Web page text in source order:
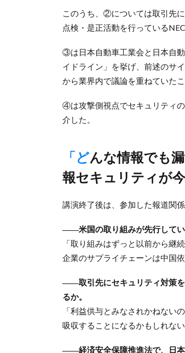
このうち、②については取引先
点検・是正活動を行っている
③は日本自動車工業会と日本自
イドライン」を挙げ、前述のサ
から業界内で議論を重ねていた
④は攻撃側視点でセキュリティ
介した。
「どんな情報でも漏洩はリスク」「侵攻などで緊急撤退時の情
報セキュリティが今
講演終了後は、参加した報道関
――米国の取り組みが先行してい
「取り組みはずっと以前から継
企業のサプライチェーンは中国
――取引先にセキュリティ対策を
るか。
「利益供与とみなされかねない
吸収することになるかもしれない
――経済安全保障推進法で、日本